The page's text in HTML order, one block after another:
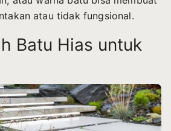
atau tidak fungsional.
Batu Hias untuk